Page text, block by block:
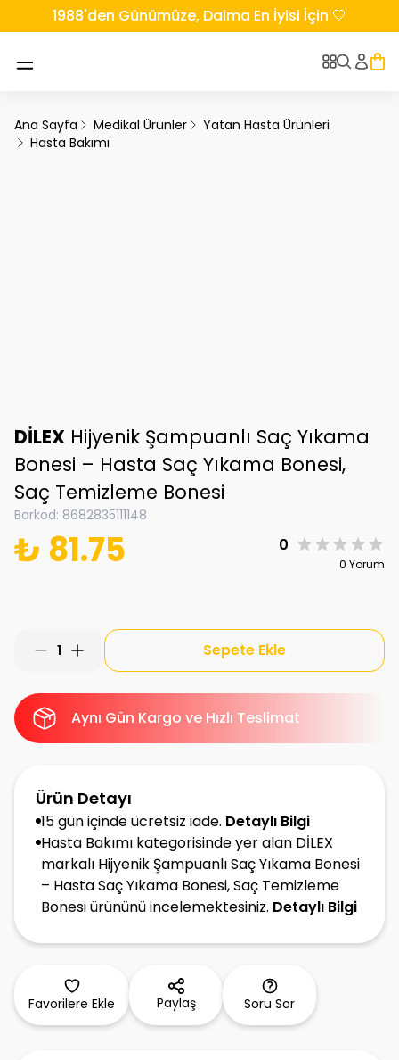
1988'den Günümüze, Daima En İyisi İçin 🤍
Ana Sayfa Medikal Ürünler
Yatan Hasta Ürünleri
Hasta Bakımı
DİLEX Hijyenik Şampuanlı Saç Yıkama
Bonesi – Hasta Saç Yıkama Bonesi,
Saç Temizleme Bonesi
Barkod: 8682835111148
₺ 81.75 0
0 Yorum
1 Sepete Ekle
Aynı Gün Kargo ve Hızlı Teslimat
Ürün Detayı
15 gün içinde ücretsiz iade. Detaylı Bilgi
Hasta Bakımı kategorisinde yer alan DİLEX
markalı Hijyenik Şampuanlı Saç Yıkama Bonesi
– Hasta Saç Yıkama Bonesi, Saç Temizleme
Bonesi ürününü incelemektesiniz. Detaylı Bilgi
Favorilere Ekle Paylaş Soru Sor